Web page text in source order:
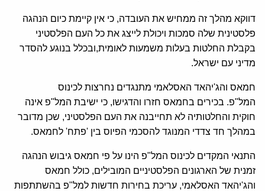
דווקא מהלך זה ממחיש את העובדה, כי אין קיימת כיום הנהגה
פלסטינית שלה סמכות ויכולת לייצג את כל העם הפלסטיני
בקבלת החלטות בעלות משמעות לאומית,ובכלל בנוגע להסדר
מדיני עם ישראל.
חמאס והג'יהאד האסלאמי מתנגדים נחרצות לכינוס
המל"פ. בכירים בחמאס חזרו והדגישו, כי ישיבת המל"פ אינה
חוקית והחלטותיה לא תחייבנה את העם הפלסטיני, שכן מדובר
במהלך חד צדדי המנוגד להסכמי הפיוס בין 'פתח' לחמאס.
התנאי המקדים לכינוס המל"פ הינו על פי חמאס גיבוש הנהגה
זמנית של הארגונים הפלסטיניים המובילים, כולל חמאס
והג'יהאד האסלאמי, עריכת בחירות חדשות למל"פ בהשתתפות